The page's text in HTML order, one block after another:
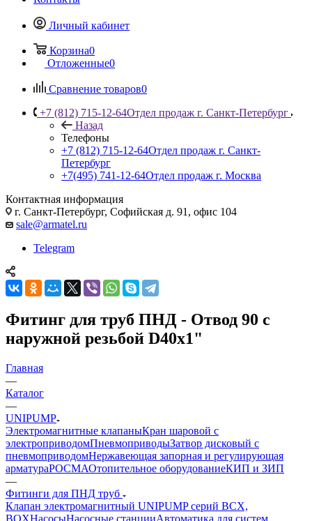
Личный кабинет
Корзина0
Отложенные0
Сравнение товаров0
+7 (812) 715-12-64Отдел продаж г. Санкт-Петербург
Назад
Телефоны
+7 (812) 715-12-64Отдел продаж г. Санкт-
Петербург
+7(495) 741-12-64Отдел продаж г. Москва
Контактная информация
г. Санкт-Петербург, Софийская д. 91, офис 104
sale@armatel.ru
Telegram
Фитинг для труб ПНД - Отвод 90 с
наружной резьбой D40x1"
Главная
—
Каталог
—
UNIPUMP
Электромагнитные клапаныКран шаровой с
электроприводомПневмоприводыЗатвор дисковый с
пневмоприводомНержавеющая запорная и регулирующая
арматураРОСМАОтопительное оборудованиеКИП и ЗИП
—
Фитинги для ПНД труб
Клапан электромагнитный UNIPUMP серий BCX,
BOXНасосыНасосные станцииАвтоматика для систем